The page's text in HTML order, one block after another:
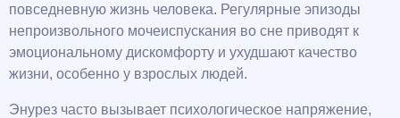
повседневную жизнь человека. Регулярные эпизоды
непроизвольного мочеиспускания во сне приводят к
эмоциональному дискомфорту и ухудшают качество
жизни, особенно у взрослых людей.
Энурез часто вызывает психологическое напряжение,